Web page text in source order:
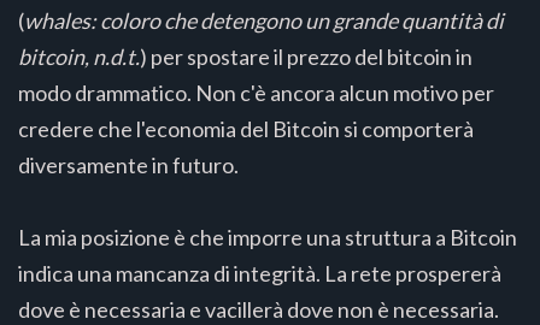
(whales: coloro che detengono un grande quantità di
bitcoin, n.d.t.) per spostare il prezzo del bitcoin in
modo drammatico. Non c'è ancora alcun motivo per
credere che l'economia del Bitcoin si comporterà
diversamente in futuro.
La mia posizione è che imporre una struttura a Bitcoin
indica una mancanza di integrità. La rete prospererà
dove è necessaria e vacillerà dove non è necessaria.